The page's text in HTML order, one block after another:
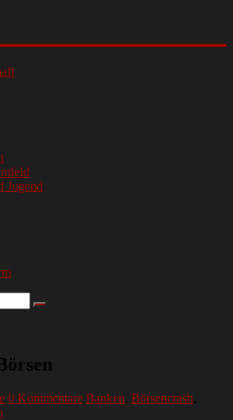
Jugend
0 Kommentare Banken, Börsencrash,